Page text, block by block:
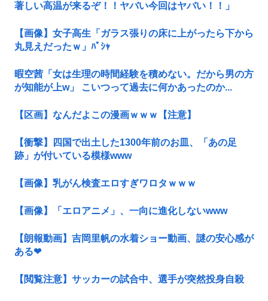
著しい高温が来るぞ！！ヤバい今回はヤバい！！」
【画像】女子高生「ガラス張りの床に上がったら下から
丸見えだったｗ」ﾊﾟｼｬ
暇空茜「女は生理の時間経験を積めない。だから男の方
が知能が上w」 こいつって過去に何かあったのか...
【区画】なんだよこの漫画ｗｗｗ【注意】
【衝撃】四国で出土した1300年前のお皿、「あの足
跡」が付いている模様www
【画像】乳がん検査エロすぎワロタｗｗｗ
【画像】「エロアニメ」、一向に進化しないwww
【朗報動画】吉岡里帆の水着ショー動画、謎の安心感が
ある❤
【閲覧注意】サッカーの試合中、選手が突然投身自殺